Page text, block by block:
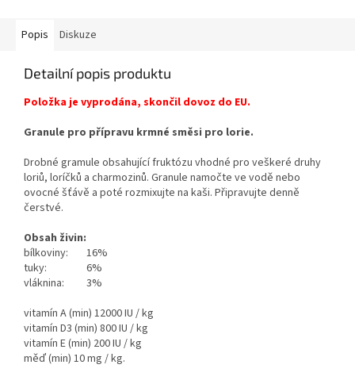
Popis Diskuze
Detailní popis produktu
Položka je vyprodána, skončil dovoz do EU.
Granule pro přípravu krmné směsi pro lorie.
Drobné gramule obsahující fruktózu vhodné pro veškeré druhy
loriů, loríčků a charmozinů. Granule namočte ve vodě nebo
ovocné šťávě a poté rozmixujte na kaši. Připravujte denně
čerstvé.
Obsah živin:
bílkoviny:
16%
tuky:
6%
vláknina:
3%
vitamín A (min) 12000 IU / kg
vitamín D3 (min) 800 IU / kg
vitamín E (min) 200 IU / kg
měď (min) 10 mg / kg.